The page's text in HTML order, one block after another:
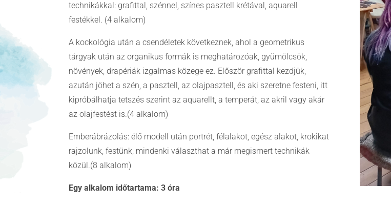
technikákkal: grafittal, szénnel, színes pasztell krétával, aquarell
festékkel. (4 alkalom)
A kockológia után a csendéletek következnek, ahol a geometrikus
tárgyak után az organikus formák is meghatározóak, gyümölcsök,
növények, drapériák izgalmas közege ez. Először grafittal kezdjük,
azután jöhet a szén, a pasztell, az olajpasztell, és aki szeretne festeni, itt
kipróbálhatja tetszés szerint az aquarellt, a temperát, az akril vagy akár
az olajfestést is.(4 alkalom)
Emberábrázolás: élő modell után portrét, félalakot, egész alakot, krokikat
rajzolunk, festünk, mindenki választhat a már megismert technikák
közül.(8 alkalom)
Egy alkalom időtartama: 3 óra